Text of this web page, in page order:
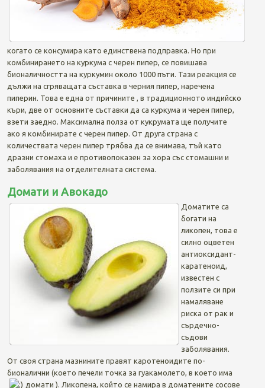
когато се консумира като единствена подправка. Но при
комбинирането на куркума с черен пипер, се повишава
бионаличността на куркумин около 1000 пъти. Тази реакция се
дължи на сгряващата съставка в черния пипер, наречена
пиперин. Това е една от причините , в традиционното индийско
къри, две от основните съставки да са куркума и черен пипер,
взети заедно. Максимална полза от кукрумата ще получите
ако я комбинирате с черен пипер. От друга страна с
количествата черен пипер трябва да се внимава, тъй като
дразни стомаха и е противопоказен за хора със стомашни и
заболявания на отделителната система.
Домати и Авокадо
Доматите са
богати на
ликопен, това е
силно оцветен
антиоксидант-
каратеноид,
известен с
ползите си при
намаляване
риска от рак и
сърдечно-
съдови
заболявания.
От своя страна мазнините правят каротеноидите по-
бионалични (което печели точка за гуакамолето, в което има
домати ). Ликопена, който се намира в доматените сосове